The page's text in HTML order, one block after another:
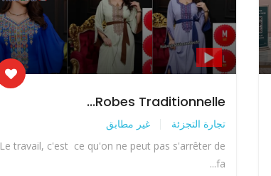
Robes Traditionnelle...
تجارة التجزئة غير مطابق
Le travail, c'est ce qu'on ne peut pas s'arrêter de
fa...